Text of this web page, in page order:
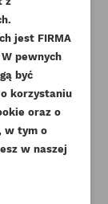
listę życzeń
listę życzeń
na
Zaloguj się
CIŚNIENIA
ORG
Brutto
jest FIRMA
W pewnych
być
korzystaniu
oraz o
w tym o
w naszej